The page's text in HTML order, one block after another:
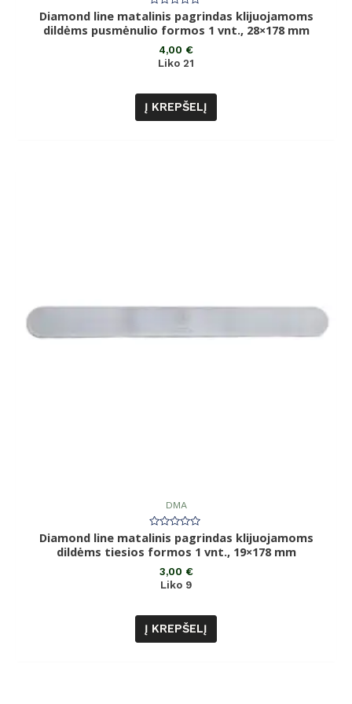
Įvertinimas:
0
iš
Diamond line matalinis pagrindas klijuojamoms
dildėms pusmėnulio formos 1 vnt., 28×178 mm
4,00 €
Liko 21
Į KREPŠELĮ
DMA
Įvertinimas:
0
iš
Diamond line matalinis pagrindas klijuojamoms
dildėms tiesios formos 1 vnt., 19×178 mm
3,00 €
Liko 9
Į KREPŠELĮ